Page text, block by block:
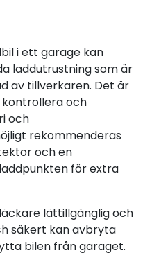
i ett garage kan
laddutrustning som är
av tillverkaren. Det är
och
och
rekommenderas
och en
för extra
lättillgänglig och
säkert kan avbryta
bilen från garaget.